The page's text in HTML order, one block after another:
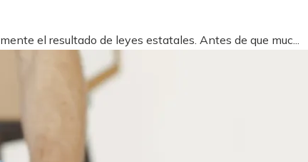
el resultado de leyes estatales. Antes de que muc...